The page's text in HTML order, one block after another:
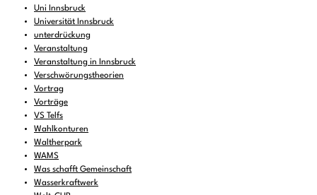
Uni Innsbruck
Universität Innsbruck
unterdrückung
Veranstaltung
Veranstaltung in Innsbruck
Verschwörungstheorien
Vortrag
Vorträge
VS Telfs
Wahlkonturen
Waltherpark
WAMS
Was schafft Gemeinschaft
Wasserkraftwerk